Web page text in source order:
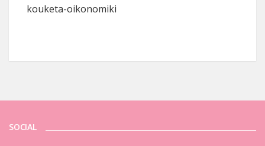
kouketa-oikonomiki
SOCIAL